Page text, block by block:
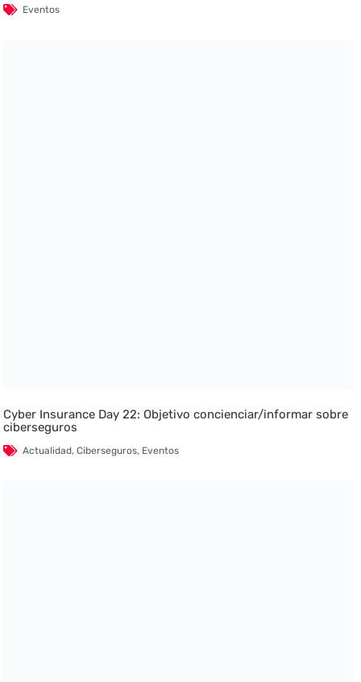
Eventos
Cyber Insurance Day 22: Objetivo concienciar/informar sobre
ciberseguros
Actualidad,Ciberseguros, Eventos